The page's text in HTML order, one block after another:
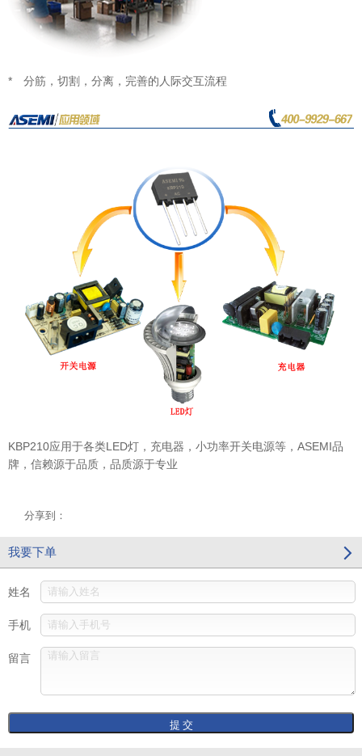
* 分筋，切割，分离，完善的人际交互流程
KBP210应用于各类LED灯，充电器，小功率开关电源等，ASEMI品
牌，信赖源于品质，品质源于专业
分享到：
我要下单
姓名
手机
留言